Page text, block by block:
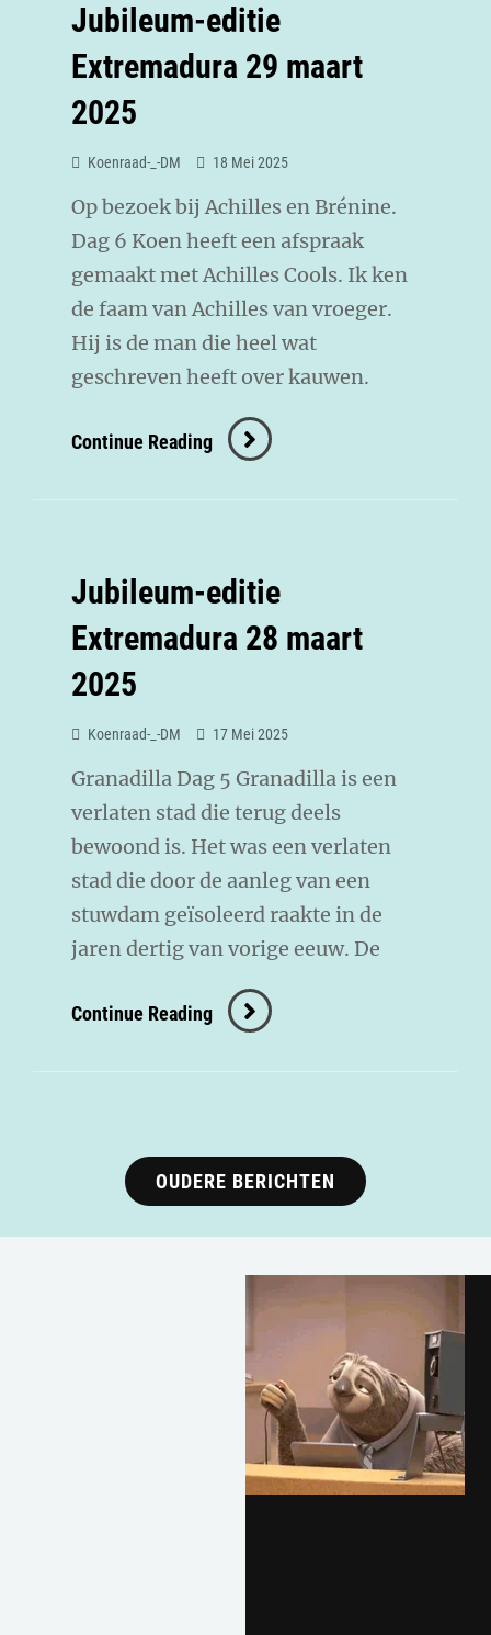
Jubileum-editie
Extremadura 29 maart
2025
Koenraad-_-DM 18 Mei 2025
Op bezoek bij Achilles en Brénine.
Dag 6 Koen heeft een afspraak
gemaakt met Achilles Cools. Ik ken
de faam van Achilles van vroeger.
Hij is de man die heel wat
geschreven heeft over kauwen.
Continue Reading
Jubileum-editie
Extremadura 28 maart
2025
Koenraad-_-DM 17 Mei 2025
Granadilla Dag 5 Granadilla is een
verlaten stad die terug deels
bewoond is. Het was een verlaten
stad die door de aanleg van een
stuwdam geïsoleerd raakte in de
jaren dertig van vorige eeuw. De
Continue Reading
OUDERE BERICHTEN